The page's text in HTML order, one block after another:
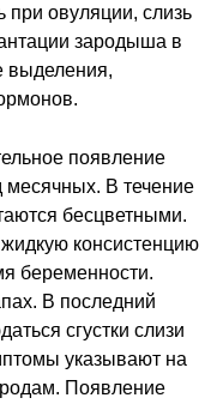
при овуляции, слизь
зародыша в
выделения,
появление
месячных. В течение
бесцветными.
консистенцию
беременности.
В последний
сгустки слизи
указывают на
родам. Появление